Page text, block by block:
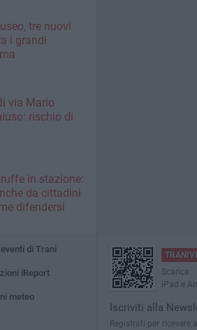
tre nuovi
i grandi
via Mario
rischio di
in stazione:
da cittadini
difendersi
di Trani
iReport
meteo
Scarica
iPad e
Iscriviti alla
Registrati per ricevere